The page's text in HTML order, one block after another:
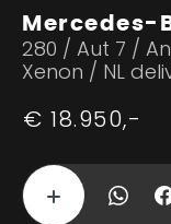
Mercedes-
280 / Aut 7 /
Xenon / NL
€ 18.950,-